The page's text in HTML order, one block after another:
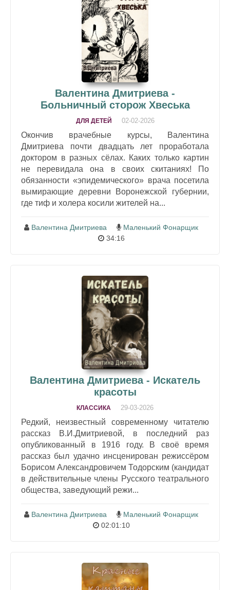
Валентина Дмитриева -
Больничный сторож Хвеська
ДЛЯ ДЕТЕЙ 02-02-2026
Окончив врачебные курсы, Валентина
Дмитриева почти двадцать лет проработала
доктором в разных сёлах. Каких только картин
не перевидала она в своих скитаниях! По
обязанности «эпидемического» врача посетила
вымирающие деревни Воронежской губернии,
где тиф и холера косили жителей на...
Валентина Дмитриева
Маленький Фонарщик
34:16
Валентина Дмитриева - Искатель
красоты
КЛАССИКА 29-03-2026
Редкий, неизвестный современному читателю
рассказ В.И.Дмитриевой, в последний раз
опубликованный в 1916 году. В своё время
рассказ был удачно инсценирован режиссёром
Борисом Александровичем Тодорским (кандидат
в действительные члены Русского театрального
общества, заведующий режи...
Валентина Дмитриева
Маленький Фонарщик
02:01:10